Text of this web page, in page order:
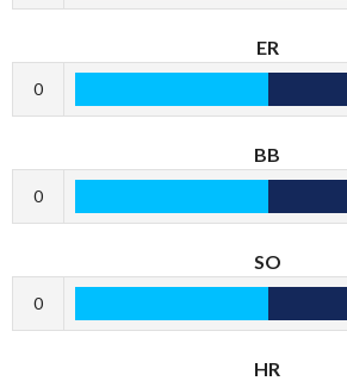
ER
0
BB
0
SO
0
HR